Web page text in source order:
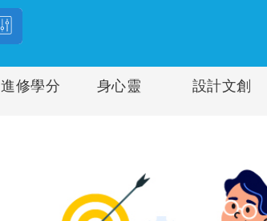
進修學分 身心靈 設計文創